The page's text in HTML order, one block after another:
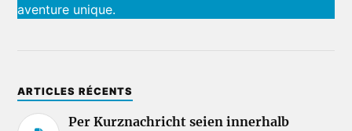
aventure unique.
ARTICLES RÉCENTS
Per Kurznachricht seien innerhalb